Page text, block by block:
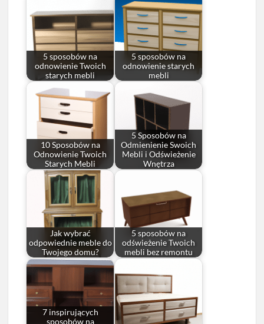
5 sposobów na
odnowienie Twoich
starych mebli
5 sposobów na
odnowienie starych
mebli
10 Sposobów na
Odnowienie Twoich
Starych Mebli
5 Sposobów na
Odmienienie Swoich
Mebli i Odświeżenie
Wnętrza
Jak wybrać
odpowiednie meble do
Twojego domu?
5 sposobów na
odświeżenie Twoich
mebli bez remontu
7 inspirujących
sposobów na